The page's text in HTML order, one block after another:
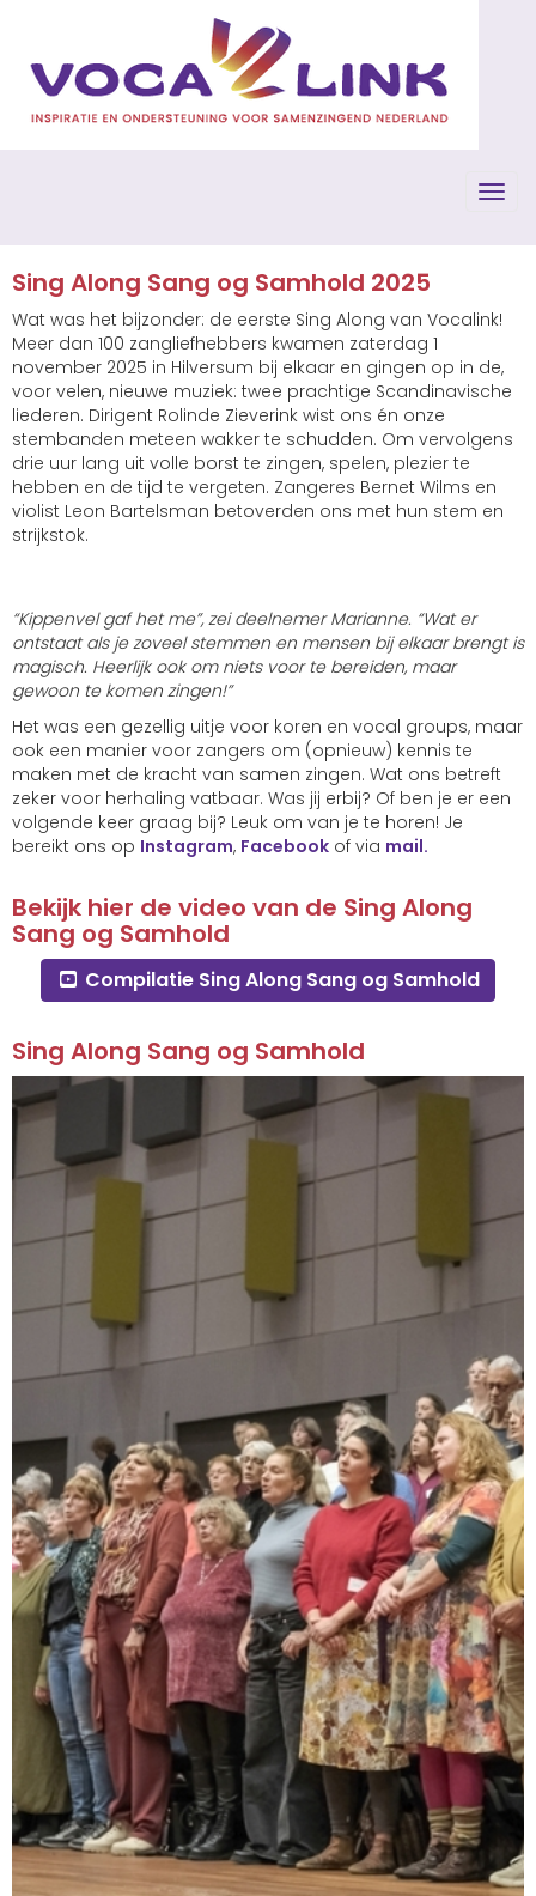
Sing Along Sang og Samhold 2025
Wat was het bijzonder: de eerste Sing Along van Vocalink!
Meer dan 100 zangliefhebbers kwamen zaterdag 1
november 2025 in Hilversum bij elkaar en gingen op in de,
voor velen, nieuwe muziek: twee prachtige Scandinavische
liederen. Dirigent Rolinde Zieverink wist ons én onze
stembanden meteen wakker te schudden. Om vervolgens
drie uur lang uit volle borst te zingen, spelen, plezier te
hebben en de tijd te vergeten. Zangeres Bernet Wilms en
violist Leon Bartelsman betoverden ons met hun stem en
strijkstok.
“Kippenvel gaf het me”, zei deelnemer Marianne. “Wat er
ontstaat als je zoveel stemmen en mensen bij elkaar brengt is
magisch. Heerlijk ook om niets voor te bereiden, maar
gewoon te komen zingen!”
Het was een gezellig uitje voor koren en vocal groups, maar
ook een manier voor zangers om (opnieuw) kennis te
maken met de kracht van samen zingen. Wat ons betreft
zeker voor herhaling vatbaar. Was jij erbij? Of ben je er een
volgende keer graag bij? Leuk om van je te horen! Je
bereikt ons op Instagram, Facebook of via mail.
Bekijk hier de video van de Sing Along
Sang og Samhold
Compilatie Sing Along Sang og Samhold
Sing Along Sang og Samhold